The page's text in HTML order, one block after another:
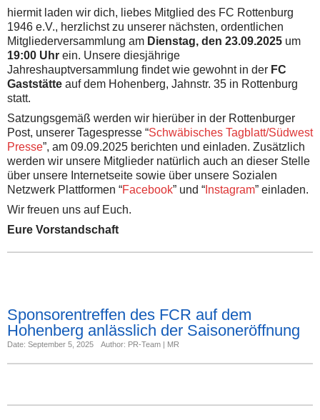
hiermit laden wir dich, liebes Mitglied des FC Rottenburg
1946 e.V., herzlichst zu unserer nächsten, ordentlichen
Mitgliederversammlung am Dienstag, den 23.09.2025 um
19:00 Uhr ein. Unsere diesjährige
Jahreshauptversammlung findet wie gewohnt in der FC
Gaststätte auf dem Hohenberg, Jahnstr. 35 in Rottenburg
statt.
Satzungsgemäß werden wir hierüber in der Rottenburger
Post, unserer Tagespresse “Schwäbisches Tagblatt/Südwest
Presse”, am 09.09.2025 berichten und einladen. Zusätzlich
werden wir unsere Mitglieder natürlich auch an dieser Stelle
über unsere Internetseite sowie über unsere Sozialen
Netzwerk Plattformen “Facebook” und “ Instagram” einladen.
Wir freuen uns auf Euch.
Eure Vorstandschaft
Sponsorentreffen des FCR auf dem
Hohenberg anlässlich der Saisoneröffnung
Date: September 5, 2025 Author: PR-Team | MR